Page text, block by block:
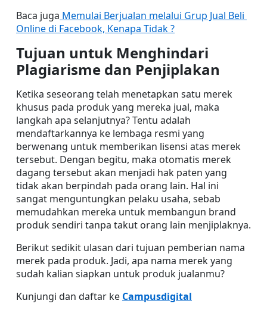
Baca juga Memulai Berjualan melalui Grup Jual Beli
Online di Facebook, Kenapa Tidak ?
Tujuan untuk Menghindari
Plagiarisme dan Penjiplakan
Ketika seseorang telah menetapkan satu merek
khusus pada produk yang mereka jual, maka
langkah apa selanjutnya? Tentu adalah
mendaftarkannya ke lembaga resmi yang
berwenang untuk memberikan lisensi atas merek
tersebut. Dengan begitu, maka otomatis merek
dagang tersebut akan menjadi hak paten yang
tidak akan berpindah pada orang lain. Hal ini
sangat menguntungkan pelaku usaha, sebab
memudahkan mereka untuk membangun brand
produk sendiri tanpa takut orang lain menjiplaknya.
Berikut sedikit ulasan dari tujuan pemberian nama
merek pada produk. Jadi, apa nama merek yang
sudah kalian siapkan untuk produk jualanmu?
Kunjungi dan daftar ke Campusdigital